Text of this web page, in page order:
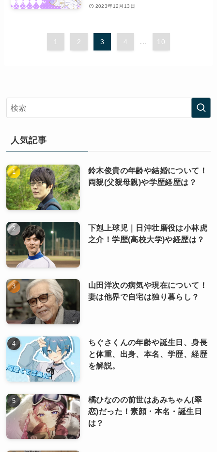
2023年12月13日
1 2 3 4 ... 10
人気記事
鈴木俊貴の年齢や結婚について！
両親(父親母親)や学歴経歴は？
下剋上球児｜日沖壮磨役は小林虎
之介！学歴(高校大学)や経歴は？
山田洋次の病気や現在について！
妻は他界で自宅は独り暮らし？
ちぐさくんの年齢や誕生日、身長
と体重、出身、本名、学歴、経歴
を解説。
橘ひなのの前世はあみちゃん(翠
恋)だった！素顔・本名・誕生日
は？